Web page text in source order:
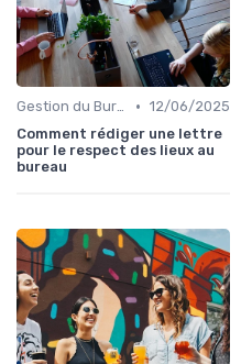
Gestion du Bureau • 12/06/2025
Comment rédiger une lettre
pour le respect des lieux au
bureau